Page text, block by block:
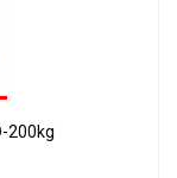
200kg